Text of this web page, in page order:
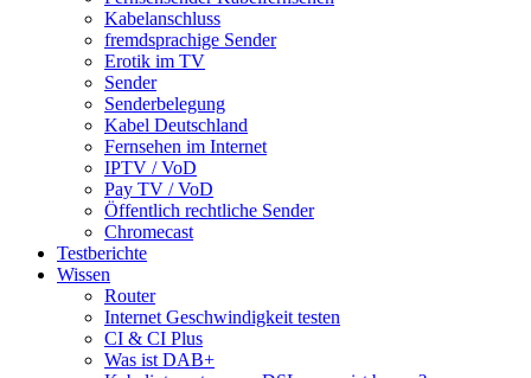
Kabelanschluss
fremdsprachige Sender
Erotik im TV
Sender
Senderbelegung
Kabel Deutschland
Fernsehen im Internet
IPTV / VoD
Pay TV / VoD
Öffentlich rechtliche Sender
Chromecast
Testberichte
Wissen
Router
Internet Geschwindigkeit testen
CI & CI Plus
Was ist DAB+